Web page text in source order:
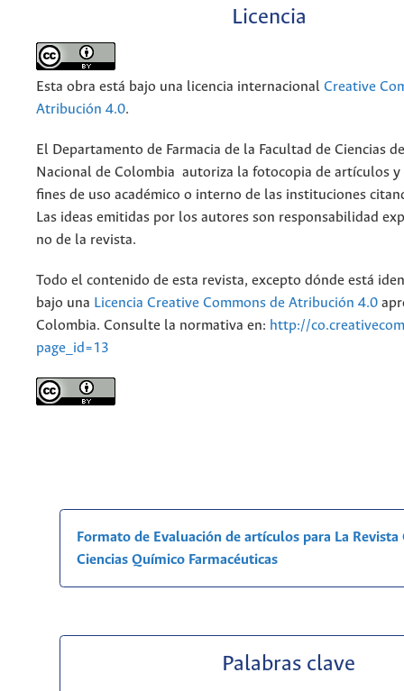
Licencia
Esta obra está bajo una licencia internacional Creative
Atribución 4.0.
El Departamento de Farmacia de la Facultad de Ciencias
Nacional de Colombia autoriza la fotocopia de artículos
fines de uso académico o interno de las instituciones
Las ideas emitidas por los autores son responsabilidad
no de la revista.
Todo el contenido de esta revista, excepto dónde está
bajo una Licencia Creative Commons de Atribución 4.0
Colombia. Consulte la normativa en: http://
page_id=13
Formato de Evaluación de artículos para La
Ciencias Químico Farmacéuticas
Palabras clave